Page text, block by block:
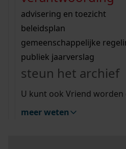
bouwvergunningen
omgevingsvergunningen
vergunningen
beeld en geluid
uitleg nodig?
Wij helpen u op weg met
bekijk alle zoektips
Wij helpen u op weg met
bekijk alle zoektips
bekijk ons
advisering en toezicht
beleidsplan
gemeenschappelijke
publiek jaarverslag
steun het archief
U kunt ook Vriend
meer weten
zoektips
Mijn Studiezaal (inloggen)